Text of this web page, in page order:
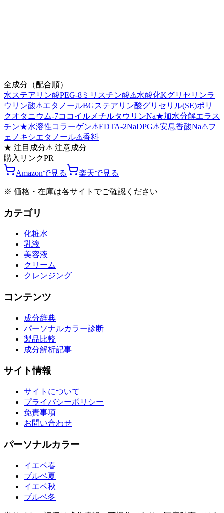
全成分（配合順）
水ステアリン酸PEG-8 ミリスチン酸⚠水酸化Kグリセリンラ
ウリン酸⚠エタノールBGステアリン酸グリセリル(SE)ポリ
クオタニウム-7ココイルメチルタウリンNa★加水分解エラス
チン★水溶性コラーゲン⚠EDTA-2NaDPG⚠安息香酸Na⚠フ
ェノキシエタノール⚠香料
★ 注目成分⚠ 注意成分
購入リンクPR
Amazonで見る
楽天で見る
※ 価格・在庫は各サイトでご確認ください
カテゴリ
化粧水
乳液
美容液
クリーム
クレンジング
コンテンツ
成分辞典
パーソナルカラー診断
製品比較
成分解析記事
サイト情報
サイトについて
プライバシーポリシー
免責事項
お問い合わせ
パーソナルカラー
イエベ春
ブルベ夏
イエベ秋
ブルベ冬